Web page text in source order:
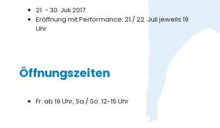
21. - 30. Juli 2017
Eröffnung mit Performance: 21./ 22. Juli jeweils 19
Uhr
Öffnungszeiten
Fr. ab 19 Uhr, Sa./ So. 12-15 Uhr